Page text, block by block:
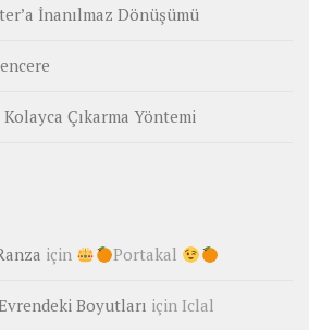
İnanılmaz Dönüşümü
Çıkarma Yöntemi
için Portakal
Boyutları için Iclal